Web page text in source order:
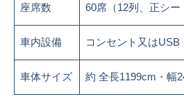
座席数 60席（12列、正シー
車内設備 コンセント又はUSB
車体サイズ 約 全長1199cm・幅